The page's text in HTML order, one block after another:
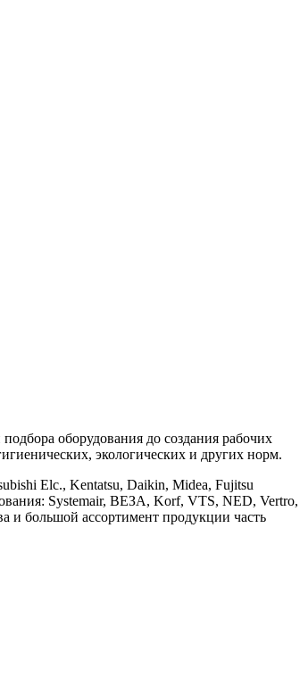
оборудования до создания рабочих
экологических и других норм.
Elc., Kentatsu, Daikin, Midea, Fujitsu
Systemair, ВЕЗА, Korf, VTS, NED, Vertro,
и большой ассортимент продукции часть